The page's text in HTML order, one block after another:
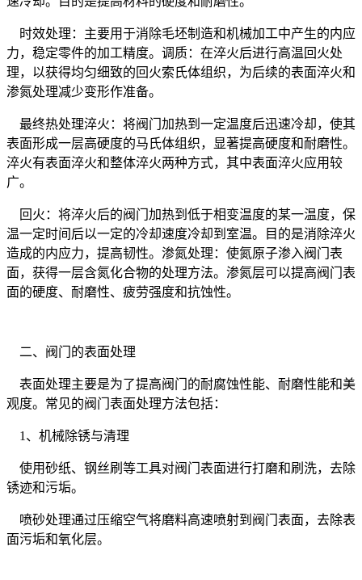
时效处理：主要用于消除毛坯制造和机械加工中产生的内应
力，稳定零件的加工精度。调质：在淬火后进行高温回火处
理，以获得均匀细致的回火索氏体组织，为后续的表面淬火和
渗氮处理减少变形作准备。
最终热处理淬火：将阀门加热到一定温度后迅速冷却，使其
表面形成一层高硬度的马氏体组织，显著提高硬度和耐磨性。
淬火有表面淬火和整体淬火两种方式，其中表面淬火应用较
广。
回火：将淬火后的阀门加热到低于相变温度的某一温度，保
温一定时间后以一定的冷却速度冷却到室温。目的是消除淬火
造成的内应力，提高韧性。渗氮处理：使氮原子渗入阀门表
面，获得一层含氮化合物的处理方法。渗氮层可以提高阀门表
面的硬度、耐磨性、疲劳强度和抗蚀性。
二、阀门的表面处理
表面处理主要是为了提高阀门的耐腐蚀性能、耐磨性能和美
观度。常见的阀门表面处理方法包括：
1、机械除锈与清理
使用砂纸、钢丝刷等工具对阀门表面进行打磨和刷洗，去除
锈迹和污垢。
喷砂处理通过压缩空气将磨料高速喷射到阀门表面，去除表
面污垢和氧化层。